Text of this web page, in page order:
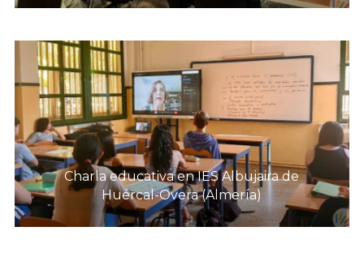
Charla educativa en IES Albujaira de
Huércal-Overa (Almería)